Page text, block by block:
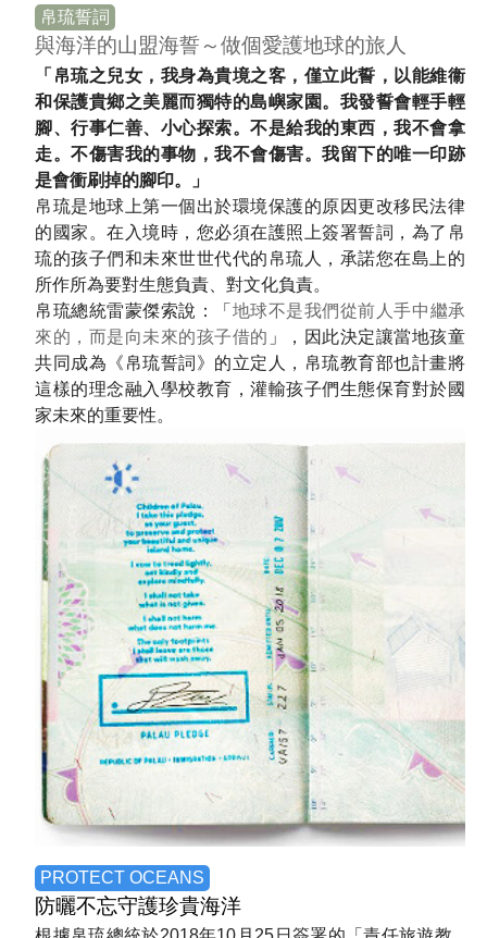
帛琉誓詞
與海洋的山盟海誓～做個愛護地球的旅人
「帛琉之兒女，我身為貴境之客，僅立此誓，以能維衞
和保護貴鄉之美麗而獨特的島嶼家園。我發誓會輕手輕
腳、行事仁善、小心探索。不是給我的東西，我不會拿
走。不傷害我的事物，我不會傷害。我留下的唯一印跡
是會衝刷掉的腳印。」
帛琉是地球上第一個出於環境保護的原因更改移民法律
的國家。在入境時，您必須在護照上簽署誓詞，為了帛
琉的孩子們和未來世世代代的帛琉人，承諾您在島上的
所作所為要對生態負責、對文化負責。
帛琉總統雷蒙傑索說：「 地球不是我們從前人手中繼承
來的，而是向未來的孩子借的 」，因此決定讓當地孩童
共同成為《帛琉誓詞》的立定人，帛琉教育部也計畫將
這樣的理念融入學校教育，灌輸孩子們生態保育對於國
家未來的重要性。
PROTECT OCEANS
防曬不忘守護珍貴海洋